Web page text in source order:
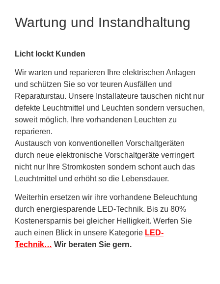
Wartung und Instandhaltung
Licht lockt Kunden
Wir warten und reparieren Ihre elektrischen Anlagen
und schützen Sie so vor teuren Ausfällen und
Reparaturstau. Unsere Installateure tauschen nicht nur
defekte Leuchtmittel und Leuchten sondern versuchen,
soweit möglich, Ihre vorhandenen Leuchten zu
reparieren.
Austausch von konventionellen Vorschaltgeräten
durch neue elektronische Vorschaltgeräte verringert
nicht nur Ihre Stromkosten sondern schont auch das
Leuchtmittel und erhöht so die Lebensdauer.
Weiterhin ersetzen wir ihre vorhandene Beleuchtung
durch energiesparende LED-Technik. Bis zu 80%
Kostenersparnis bei gleicher Helligkeit. Werfen Sie
auch einen Blick in unsere Kategorie LED-
Technik… Wir beraten Sie gern.